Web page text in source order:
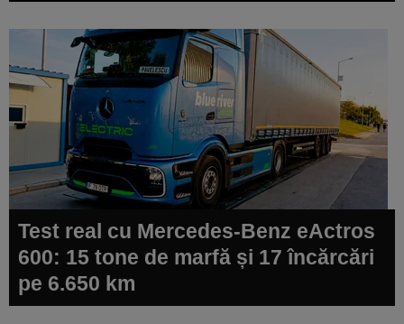
Test real cu Mercedes-Benz eActros
600: 15 tone de marfă și 17 încărcări
pe 6.650 km